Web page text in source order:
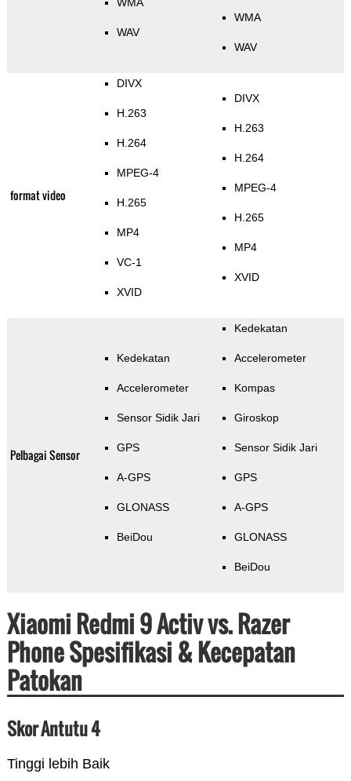
WAV
WMA
WAV
format video
DIVX
H.263
H.264
MPEG-4
H.265
MP4
VC-1
XVID
DIVX
H.263
H.264
MPEG-4
H.265
MP4
XVID
Pelbagai Sensor
Kedekatan
Accelerometer
Sensor Sidik Jari
GPS
A-GPS
GLONASS
BeiDou
Kedekatan
Accelerometer
Kompas
Giroskop
Sensor Sidik Jari
GPS
A-GPS
GLONASS
BeiDou
Xiaomi Redmi 9 Activ vs. Razer
Phone Spesifikasi & Kecepatan
Patokan
Skor Antutu 4
Tinggi lebih Baik